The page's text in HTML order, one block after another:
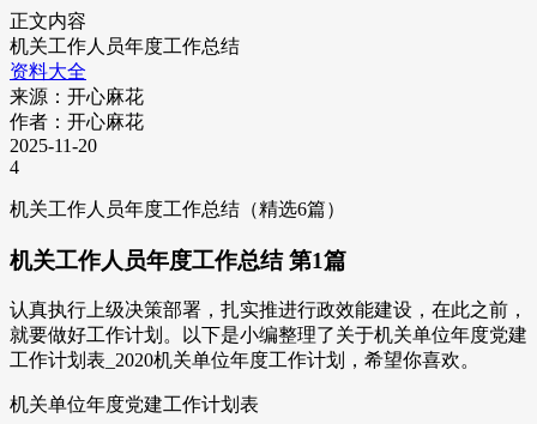
正文内容
机关工作人员年度工作总结
资料大全
来源：开心麻花
作者：开心麻花
2025-11-20
4
机关工作人员年度工作总结（精选6篇）
机关工作人员年度工作总结 第1篇
认真执行上级决策部署，扎实推进行政效能建设，在此之前，
就要做好工作计划。以下是小编整理了关于机关单位年度党建
工作计划表_2020机关单位年度工作计划，希望你喜欢。
机关单位年度党建工作计划表